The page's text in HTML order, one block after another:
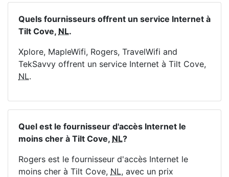
Quels fournisseurs offrent un service Internet à
Tilt Cove, NL.
Xplore, MapleWifi, Rogers, TravelWifi and
TekSavvy offrent un service Internet à Tilt Cove,
NL.
Quel est le fournisseur d'accès Internet le
moins cher à Tilt Cove, NL?
Rogers est le fournisseur d'accès Internet le
moins cher à Tilt Cove, NL, avec un prix